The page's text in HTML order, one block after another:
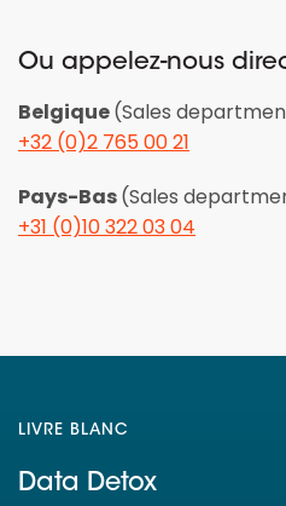
Ou appelez-nous
Belgique(Sales
+32 (0)2 765 00 21
Pays-Bas(Sales
+31 (0)10 322 03 04
LIVRE BLANC
Data Detox